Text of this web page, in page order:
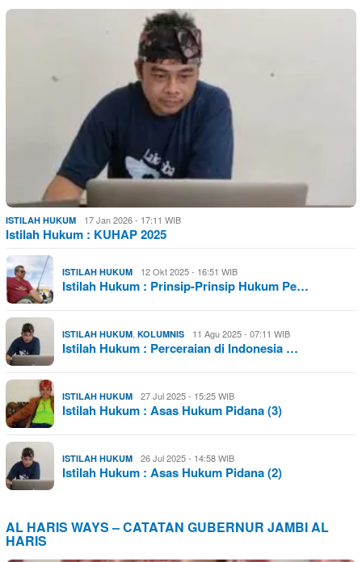
ISTILAH HUKUM 17 Jan 2026 - 17:11 WIB
Istilah Hukum : KUHAP 2025
ISTILAH HUKUM 12 Okt 2025 - 16:51 WIB
Istilah Hukum : Prinsip-Prinsip Hukum Pe…
ISTILAH HUKUM KOLUMNIS 11 Agu 2025 - 07:11 WIB
Istilah Hukum : Perceraian di Indonesia …
ISTILAH HUKUM 27 Jul 2025 - 15:25 WIB
Istilah Hukum : Asas Hukum Pidana (3)
ISTILAH HUKUM 26 Jul 2025 - 14:58 WIB
Istilah Hukum : Asas Hukum Pidana (2)
AL HARIS WAYS – CATATAN GUBERNUR JAMBI AL
HARIS